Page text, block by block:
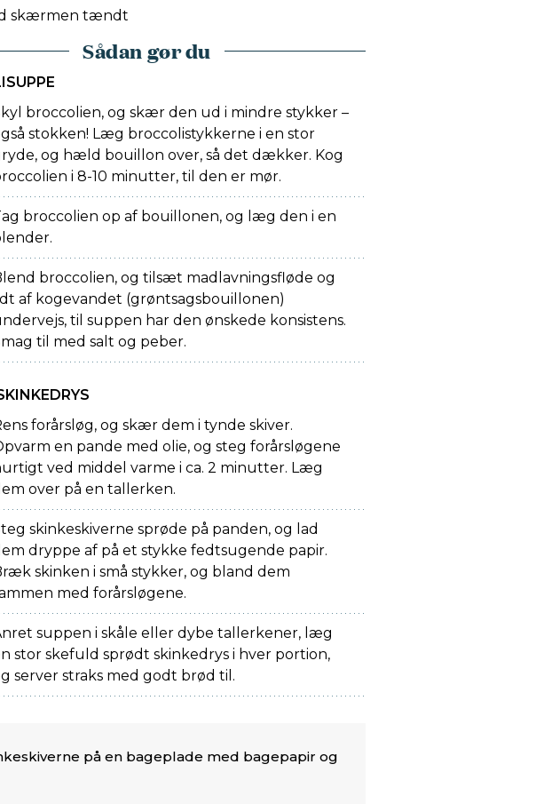
skærmen tændt
Sådan gør du
broccolien, og skær den ud i mindre stykker –
stokken! Læg broccolistykkerne i en stor
og hæld bouillon over, så det dækker. Kog
i 8-10 minutter, til den er mør.
broccolien op af bouillonen, og læg den i en
broccolien, og tilsæt madlavningsfløde og
af kogevandet (grøntsagsbouillonen)
til suppen har den ønskede konsistens.
til med salt og peber.
forårsløg, og skær dem i tynde skiver.
en pande med olie, og steg forårsløgene
ved middel varme i ca. 2 minutter. Læg
over på en tallerken.
skinkeskiverne sprøde på panden, og lad
dryppe af på et stykke fedtsugende papir.
skinken i små stykker, og bland dem
med forårsløgene.
suppen i skåle eller dybe tallerkener, læg
stor skefuld sprødt skinkedrys i hver portion,
server straks med godt brød til.
på en bageplade med bagepapir og